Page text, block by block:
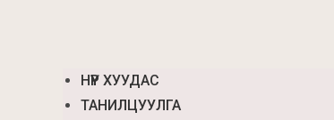
НҮҮР ХУУДАС
ТАНИЛЦУУЛГА